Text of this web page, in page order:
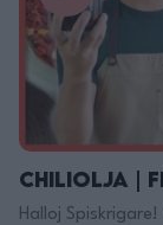
Kockkniv Denna
Fancy Kockniv:
https://adtr.co/
https://adtr.co/
https://adtr.co/
Chiliolja |
Halloj